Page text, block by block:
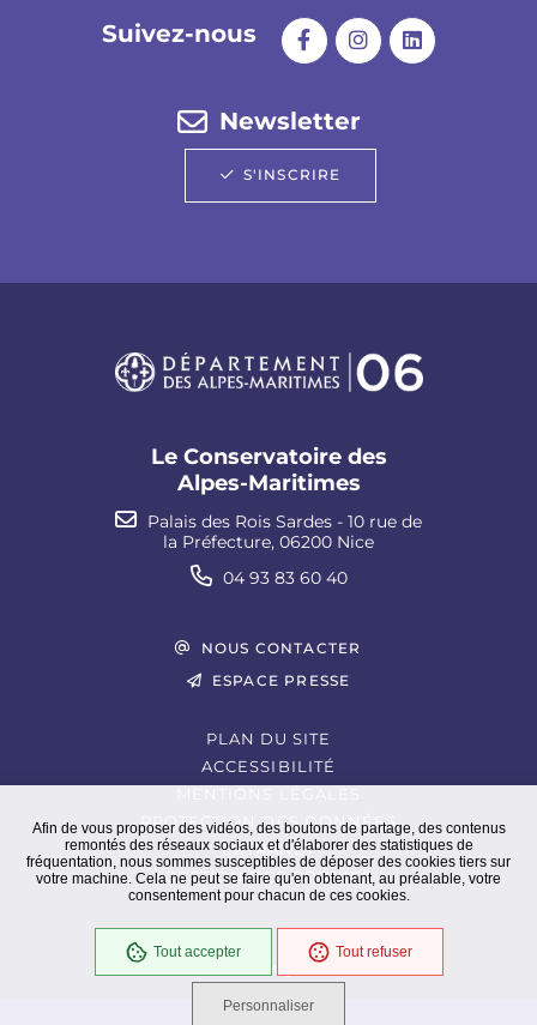
Afin de vous proposer des vidéos, des boutons de partage, des contenus
remontés des réseaux sociaux et d'élaborer des statistiques de
fréquentation, nous sommes susceptibles de déposer des cookies tiers sur
votre machine. Cela ne peut se faire qu'en obtenant, au préalable, votre
consentement pour chacun de ces cookies.
Tout accepter Tout refuser
Personnaliser
Suivez-nous
Newsletter
S'INSCRIRE
Le Conservatoire des
Alpes-Maritimes
Palais des Rois Sardes - 10 rue de
la Préfecture, 06200 Nice
04 93 83 60 40
NOUS CONTACTER
ESPACE PRESSE
PLAN DU SITE
ACCESSIBILITÉ
PROTECTION DES DONNÉES
EXTRANET
GESTION DES COOKIES
En cours